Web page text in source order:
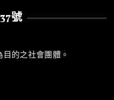
號
的之社會團體。